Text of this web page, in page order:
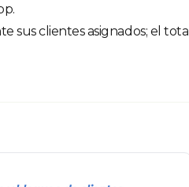
sus clientes asignados; el total